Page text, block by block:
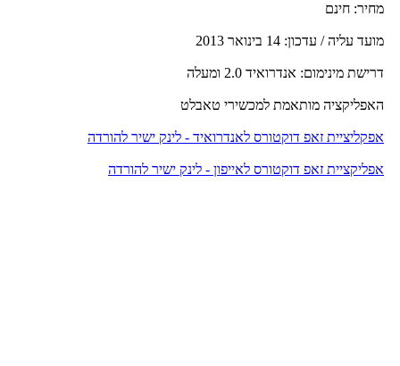
מחיר: חינם
מועד עליה / עדכון: 14 בינואר 2013
דרישת מינימום: אנדרואיד 2.0 ומעלה
האפליקציה מותאמת למכשירי טאבלט
אפקליציית זאפ דוקטורס לאנדרואיד - לינק ישיר להורדה
אפליקציית זאפ דוקטורס לאייפון - לינק ישיר להורדה